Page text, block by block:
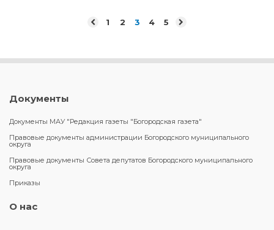
1 2 3 4 5
Документы
Документы МАУ "Редакция газеты "Богородская газета"
Правовые документы администрации Богородского муниципального
округа
Правовые документы Совета депутатов Богородского муниципального
округа
Приказы
О нас